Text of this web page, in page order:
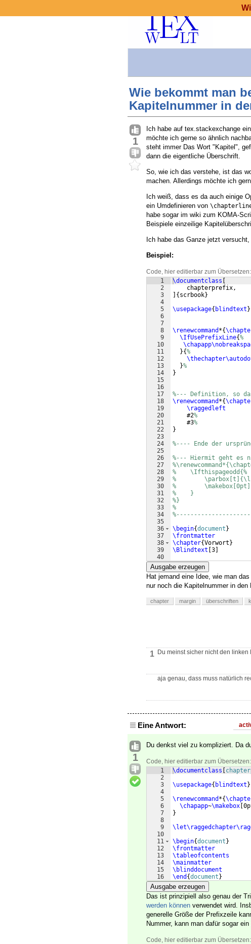
Wie bekommt man
Kapitelnummer in
1
Ich habe auf tex.stackexchange
möchte ich gerne so ähnlich
steht immer Das Wort "Kapitel",
dann die eigentliche Überschrift.
So, wie ich das verstehe, ist das
machen. Allerdings möchte ich
Ich weiß, dass es da auch einige
ein Umdefinieren von
habe sogar im wiki zum KOMA-
Beispiele einzeilige
Ich habe das Ganze jetzt
Beispiel:
Code, hier editierbar zum Übersetzen:
1
2
3
4
5
6
7
8
9
10
11
12
13
14
15
16
17
18
19
20
21
22
23
24
25
26
27
28
29
30
31
32
33
34
35
36
37
38
39
40
41
\documentclass
    chapterprefix,
{ scrbook}
\usepackage{ blindtext }
\renewcommand *{
\IfUsePrefixLine{%
}{%
}%
}
%--- Definition, so
\renewcommand *{
\raggedleft
    #2
%
    #3
%
}
%---- Ende der
%--- Hiermit geht
%    \Ifthispageodd{%
%
%
%    }
%}
%
\begin{document }
\frontmatter
\chapter{Vorwort }
\Blindtext 3
\chapter{Danksagung
Ausgabe erzeugen
Hat jemand eine Idee, wie man
nur noch die Kapitelnummer in den
chapter margin überschriften
1 Du meinst sicher nicht den
aja genau, dass muss natürlich
Eine Antwort:
1
Du denkst viel zu kompliziert. Da
Code, hier editierbar zum Übersetzen:
1
2
3
4
5
6
7
8
9
10
11
12
13
14
15
16
\documentclass
\usepackage{ blindtext }
\renewcommand *{
\chapapp~\makebox
}
\begin{document }
\frontmatter
\tableofcontents
\mainmatter
\blinddocument
\end {document }
Ausgabe erzeugen
Das ist prinzipiell also genau der
werden können verwendet wird.
generelle Größe der Prefixzeile
Nummer, kann man dafür sogar
Code, hier editierbar zum Übersetzen: